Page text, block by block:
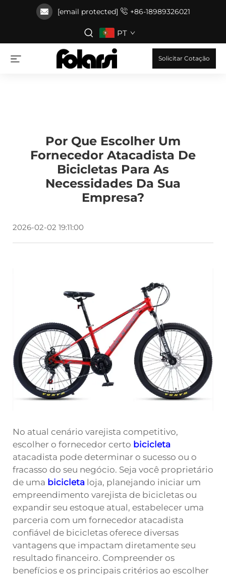
[email protected] +86-18989326021
PT
Solicitar Cotação
Por Que Escolher Um
Fornecedor Atacadista De
Bicicletas Para As
Necessidades Da Sua
Empresa?
2026-02-02 19:11:00
No atual cenário varejista competitivo,
escolher o fornecedor certo bicicleta
atacadista pode determinar o sucesso ou o
fracasso do seu negócio. Seja você proprietário
de uma bicicleta loja, planejando iniciar um
empreendimento varejista de bicicletas ou
expandir seu estoque atual, estabelecer uma
parceria com um fornecedor atacadista
confiável de bicicletas oferece diversas
vantagens que impactam diretamente seu
resultado financeiro. Compreender os
benefícios e os principais critérios ao escolher